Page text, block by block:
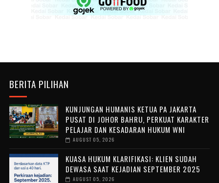
BERITA PILIHAN
KUNJUNGAN HUMANIS KETUA PA JAKARTA
PUSAT DI JOHOR BAHRU, PERKUAT KARAKTER
PELAJAR DAN KESADARAN HUKUM WNI
AUGUST 05, 2026
KUASA HUKUM KLARIFIKASI: KLIEN SUDAH
DEWASA SAAT KEJADIAN SEPTEMBER 2025
AUGUST 05, 2026